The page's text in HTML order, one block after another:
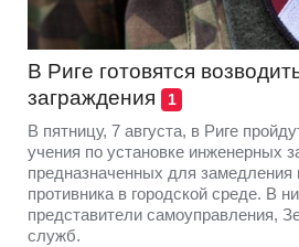
В Риге готовятся
заграждения
1
В пятницу, 7 августа, в Риге
учения по установке инженерных
предназначенных для замедления
противника в городской среде. В
представители самоуправления,
служб.